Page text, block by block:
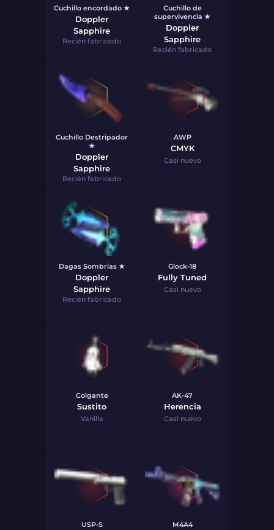
Cuchillo encordado ★
Doppler
Sapphire
Recién fabricado
Cuchillo de
supervivencia ★
Doppler
Sapphire
Recién fabricado
Cuchillo Destripador
★
Doppler
Sapphire
Recién fabricado
AWP
CMYK
Casi nuevo
Dagas Sombrías ★
Doppler
Sapphire
Recién fabricado
Glock-18
Fully Tuned
Casi nuevo
Colgante
Sustito
Vanilla
AK-47
Herencia
Casi nuevo
USP-S M4A4